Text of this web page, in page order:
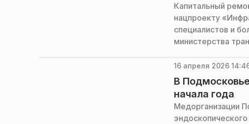
Капитальный
нацпроекту
специалистов и
министерства
16 апреля 2026
В
начала года
Медорганизации